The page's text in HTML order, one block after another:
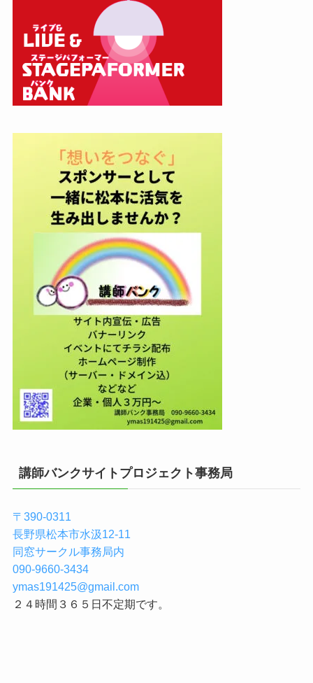
講師バンクサイトプロジェクト事務局
〒390-0311
長野県松本市水汲12-11
同窓サークル事務局内
090-9660-3434
ymas191425@gmail.com
２４時間３６５日不定期です。